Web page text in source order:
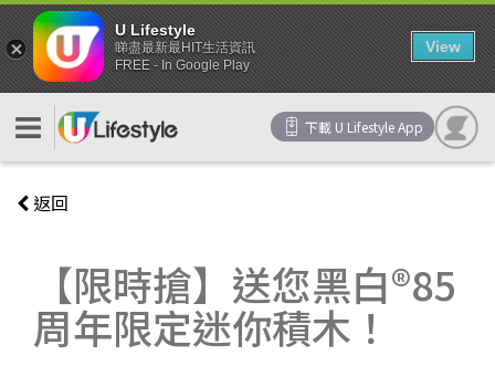
下載 U Lifestyle App
返回
【限時搶】送您黑白®85
周年限定迷你積木！
U Lifestyle
睇盡最新最HIT生活資訊
FREE - In Google Play
View